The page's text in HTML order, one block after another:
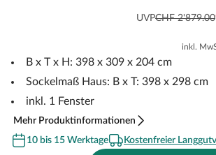
UVPCHF 2'879.00
inkl.
B x T x H: 398 x 309 x 204 cm
Sockelmaß Haus: B x T: 398 x 298 cm
inkl. 1 Fenster
Mehr Produktinformationen
10 bis 15 Werktage
Kostenfreier